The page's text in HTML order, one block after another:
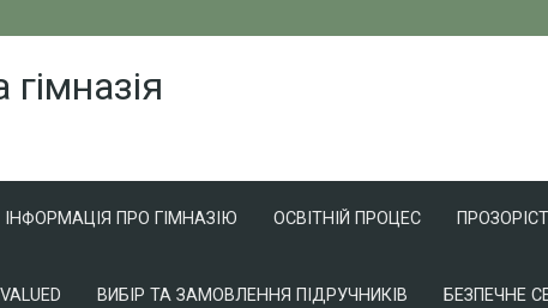
гімназія
ІНФОРМАЦІЯ ПРО ГІМНАЗІЮ ОСВІТНІЙ ПРОЦЕС
ВИБІР ТА ЗАМОВЛЕННЯ ПІДРУЧНИКІВ БЕЗПЕЧНЕ